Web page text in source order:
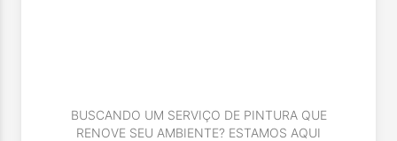
BUSCANDO UM SERVIÇO DE PINTURA QUE
RENOVE SEU AMBIENTE? ESTAMOS AQUI